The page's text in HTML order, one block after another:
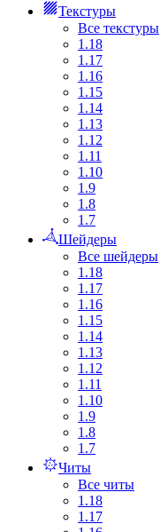
Текстуры
Все текстуры
1.18
1.17
1.16
1.15
1.14
1.13
1.12
1.11
1.10
1.9
1.8
1.7
Шейдеры
Все шейдеры
1.18
1.17
1.16
1.15
1.14
1.13
1.12
1.11
1.10
1.9
1.8
1.7
Читы
Все читы
1.18
1.17